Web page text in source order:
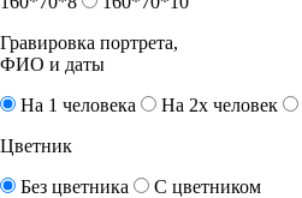
Гравировка портрета,
ФИО и даты
На 1 человека
На 2х человек
Цветник
Без цветника
С цветником